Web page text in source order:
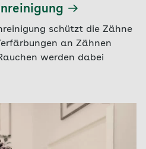
schützt die Zähne
an Zähnen
werden dabei